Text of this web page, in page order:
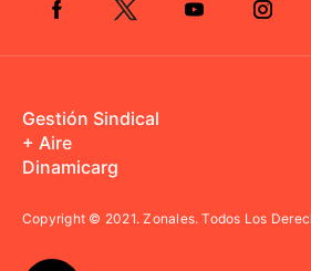
Gestión Sindical
+ Aire
Dinamicarg
Copyright © 2021.Zonales. Todos Los